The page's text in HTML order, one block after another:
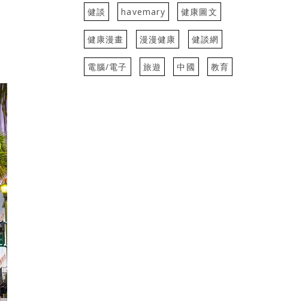
健談 havemary 健康圖文
健康漫畫 漫漫健康 健談網
電腦/電子 旅遊 中國 教育